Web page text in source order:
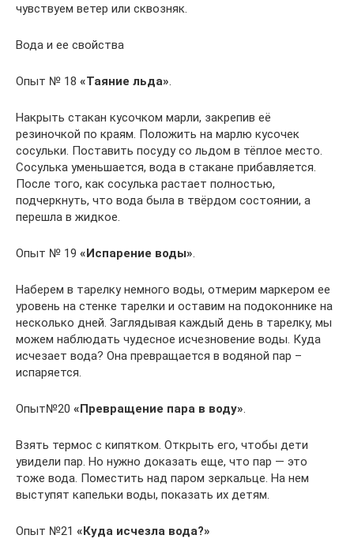
чувствуем ветер или сквозняк.
Вода и ее свойства
Опыт № 18 «Таяние льда»
Накрыть стакан кусочком марли, закрепив её
резиночкой по краям. Положить на марлю кусочек
сосульки. Поставить посуду со льдом в тёплое место.
Сосулька уменьшается, вода в стакане прибавляется.
После того, как сосулька растает полностью,
подчеркнуть, что вода была в твёрдом состоянии, а
перешла в жидкое.
Опыт № 19 «Испарение воды»
Наберем в тарелку немного воды, отмерим маркером ее
уровень на стенке тарелки и оставим на подоконнике на
несколько дней. Заглядывая каждый день в тарелку, мы
можем наблюдать чудесное исчезновение воды. Куда
исчезает вода? Она превращается в водяной пар –
испаряется.
Опыт№20 «Превращение пара в воду»
Взять термос с кипятком. Открыть его, чтобы дети
увидели пар. Но нужно доказать еще, что пар — это
тоже вода. Поместить над паром зеркальце. На нем
выступят капельки воды, показать их детям.
Опыт №21 «Куда исчезла вода?»